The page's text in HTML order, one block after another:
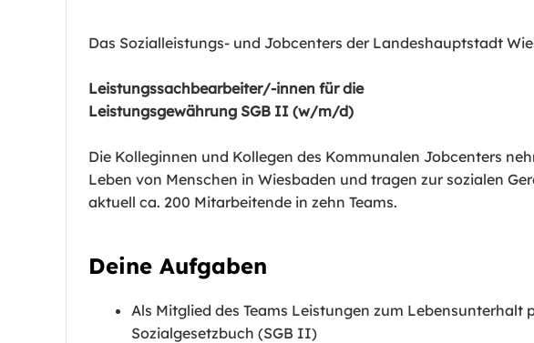
Das Sozialleistungs- und Jobcenters der Landeshauptstadt
Leistungssachbearbeiter/-innen für die
Leistungsgewährung SGB II (w/m/d)
Die Kolleginnen und Kollegen des Kommunalen Jobcenters
Leben von Menschen in Wiesbaden und tragen zur sozialen
aktuell ca. 200 Mitarbeitende in zehn Teams.
Deine Aufgaben
Als Mitglied des Teams Leistungen zum
Sozialgesetzbuch (SGB II)